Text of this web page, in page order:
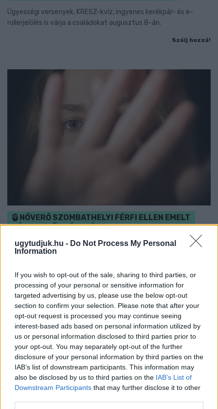
ugytudjuk.hu - Do Not Process My Personal
Information
If you wish to opt-out of the sale, sharing to third parties, or
processing of your personal or sensitive information for
targeted advertising by us, please use the below opt-out
section to confirm your selection. Please note that after your
opt-out request is processed you may continue seeing
interest-based ads based on personal information utilized by
us or personal information disclosed to third parties prior to
your opt-out. You may separately opt-out of the further
disclosure of your personal information by third parties on the
IAB’s list of downstream participants. This information may
also be disclosed by us to third parties on the IAB’s List of
Downstream Participants that may further disclose it to other
Ügyességi versenyek, KRESZ-kvíz, ingyenes kerékpár- és e-
rollerjelölés is várja a családokat augusztus 8-án.
Szólj hozzá!
NŐVERŐ SZOMBATHELYI FÉRFI ELLEN EMELT
VÁDAT AZ ÜGYÉSZSÉG
A férfi a nyílt utcán kezdte verni áldozatát.